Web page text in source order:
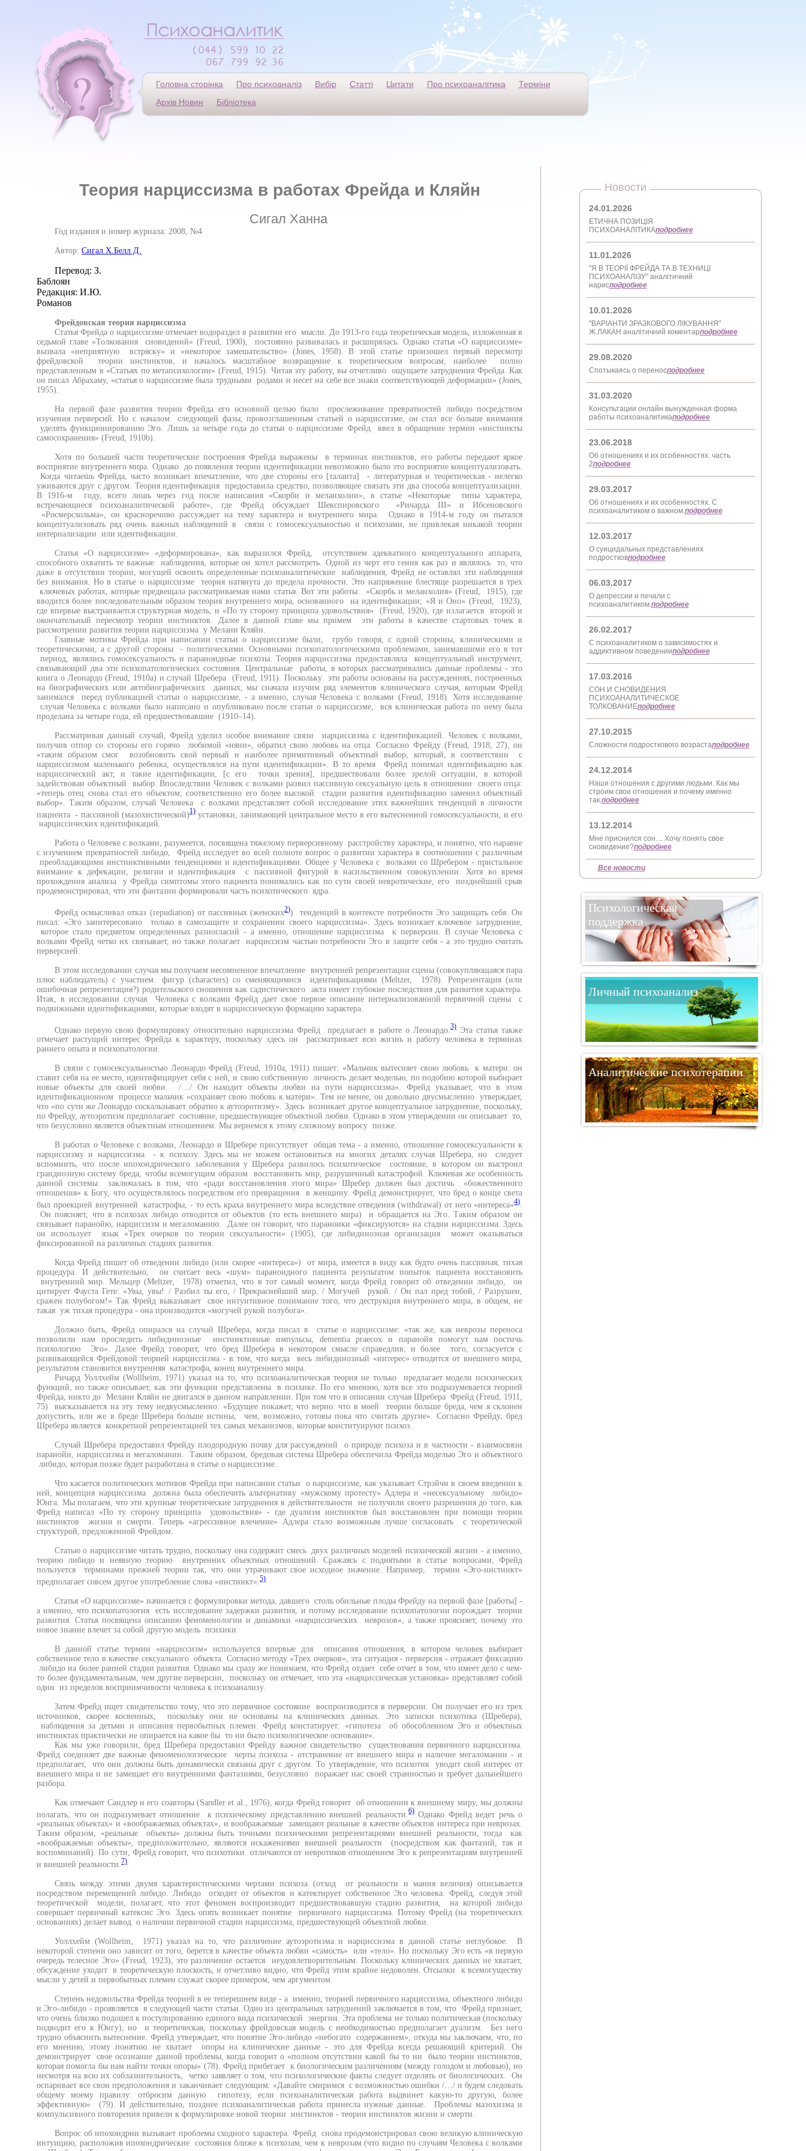
Головна сторінка Про психоаналіз Вибір Статті Цитати Про психоаналітика
Терміни
Архів Новин
Бібліотека
Теория нарциссизма в работах Фрейда и Кляйн
Сигал Ханна
Год издания и номер журнала: 2008, №4
Автор:Сигал Х.Белл Д.
Перевод: З.
Баблоян
Редакция: И.Ю.
Романов
Фрейдовская теория нарциссизма
Статья Фрейда о нарциссизме отмечает водораздел в развитии его мысли. До 1913-го года теоретическая модель, изложенная в
седьмой главе «Толкования сновидений» (Freud, 1900), постоянно развивалась и расширялась. Однако статья «О нарциссизме»
вызвала «неприятную встряску» и «некоторое замешательство» (Jones, 1958). В этой статье произошел первый пересмотр
фрейдовской теории инстинктов, и началось масштабное возвращение к теоретическим вопросам, наиболее полно
представленным в «Статьях по метапсихологии» (Freud, 1915). Читая эту работу, вы отчетливо ощущаете затруднения Фрейда. Как
он писал Абрахаму, «статья о нарциссизме была трудными родами и несет на себе все знаки соответствующей деформации» (Jones,
1955).
На первой фазе развития теории Фрейда его основной целью было прослеживание превратностей либидо посредством
изучения перверсий. Но с началом следующей фазы, провозглашенным статьей о нарциссизме, он стал все больше внимания
уделять функционированию Эго. Лишь за четыре года до статьи о нарциссизме Фрейд ввел в обращение термин «инстинкты
самосохранения» (Freud, 1910b).
Хотя по большей части теоретические построения Фрейда выражены в терминах инстинктов, его работы передают яркое
восприятие внутреннего мира. Однако до появления теории идентификации невозможно было это восприятие концептуализовать.
Когда читаешь Фрейда, часто возникает впечатление, что две стороны его [таланта] - литературная и теоретическая - нелегко
уживаются друг с другом. Теория идентификация предоставила средство, позволяющее связать эти два способа концептуализации.
В 1916-м году, всего лишь через год после написания «Скорби и меланхолии», в статье «Некоторые типы характера,
встречающиеся психоаналитической работе», где Фрейд обсуждает Шекспировского «Ричарда III» и Ибсеновского
«Росмерсхольма», он красноречиво рассуждает на тему характера и внутреннего мира. Однако в 1914-м году он пытался
концептуализовать ряд очень важных наблюдений в связи с гомосексуальностью и психозами, не привлекая никакой теории
интернализации или идентификации.
Статья «О нарциссизме» «деформирована», как выразился Фрейд, отсутствием адекватного концептуального аппарата,
способного охватить те важные наблюдения, которые он хотел рассмотреть. Одной из черт его гения как раз и являлось то, что
даже в отсутствии теории, могущей освоить определенные психоаналитические наблюдения, Фрейд не оставлял эти наблюдения
без внимания. Но в статье о нарциссизме теория натянута до предела прочности. Это напряжение блестяще разрешается в трех
ключевых работах, которые предвещала рассматриваемая нами статья. Вот эти работы: «Скорбь и меланхолия» (Freud, 1915), где
вводится более последовательным образом теория внутреннего мира, основанного на идентификации; «Я и Оно» (Freud, 1923),
где впервые выстраивается структурная модель, и «По ту сторону принципа удовольствия» (Freud, 1920), где излагается второй и
окончательный пересмотр теории инстинктов. Далее в данной главе мы примем эти работы в качестве стартовых точек в
рассмотрении развития теории нарциссизма у Мелани Кляйн.
Главные мотивы Фрейда при написании статьи о нарциссизме были, грубо говоря, с одной стороны, клиническими и
теоретическими, а с другой стороны - политическими. Основными психопатологическими проблемами, занимавшими его в тот
период, являлись гомосексуальность и параноидные психозы. Теория нарциссизма предоставляла концептуальный инструмент,
связывающий два эти психопатологических состояния. Центральные работы, в которых рассматривались данные проблемы - это
книга о Леонардо (Freud, 1910а) и случай Шребера (Freud, 1911). Поскольку эти работы основаны на рассуждениях, построенных
на биографических или автобиографических данных, мы сначала изучим ряд элементов клинического случая, которым Фрейд
занимался перед публикацией статьи о нарциссизме, - а именно, случая Человека с волками (Freud, 1918). Хотя исследование
случая Человека с волками было написано и опубликовано после статьи о нарциссизме, вся клиническая работа по нему была
проделана за четыре года, ей предшествовавшие (1910–14).
Рассматривая данный случай, Фрейд уделил особое внимание связи нарциссизма с идентификацией. Человек с волками,
получив отпор со стороны его горячо любимой «няни», обратил свою любовь на отца. Согласно Фрейду (Freud, 1918, 27), он
«таким образом смог возобновить свой первый и наиболее примитивный объектный выбор, который, в соответствии с
нарциссизмом маленького ребенка, осуществлялся на пути идентификации». В то время Фрейд понимал идентификацию как
нарциссический акт, и такие идентификации, [с его точки зрения], предшествовали более зрелой ситуации, в которой
задействован объектный выбор. Впоследствии Человек с волками развил пассивную сексуальную цель в отношении своего отца:
«теперь отец снова стал его объектом; соответственно его более высокой стадии развития идентификацию заменил объектный
выбор». Таким образом, случай Человека с волками представляет собой исследование этих важнейших тенденций в личности
пациента - пассивной (мазохистической)1)установки, занимающей центральное место в его вытесненной гомосексуальности, и его
нарциссических идентификаций.
Работа о Человеке с волками, разумеется, посвящена тяжелому перверсивному расстройству характера, и понятно, что наравне
с изучением превратностей либидо, Фрейд исследует во всей полноте вопрос о развитии характера в соотношении с различным
преобладающими инстинктивными тенденциями и идентификациями. Общее у Человека с волками со Шребером - пристальное
внимание к дефекации, религии и идентификация с пассивной фигурой в насильственном совокуплении. Хотя во время
прохождения анализа у Фрейда симптомы этого пациента понимались как по сути своей невротические, его позднейший срыв
продемонстрировал, что эти фантазии формировали часть психотического ядра.
Фрейд осмысливал отказ (repudiation) от пассивных (женских2)) тенденций в контексте потребности Эго защищать себя. Он
писал: «Эго заинтересовано только в самозащите и сохранении своего нарциссизма». Здесь возникает ключевое затруднение,
которое стало предметом определенных разногласий - а именно, отношение нарциссизма к перверсии. В случае Человека с
волками Фрейд четко их связывает, но также полагает нарциссизм частью потребности Эго в защите себя - а это трудно считать
перверсией.
В этом исследовании случая мы получаем несомненное впечатление внутренней репрезентации сцены (совокупляющаяся пара
плюс наблюдатель) с участием фигур (characters) со сменяющимися идентификациями (Meltzer, 1978). Репрезентация (или
ошибочная репрезентация?) родительского сношения как садистического акта имеет глубокие последствия для развития характера.
Итак, в исследовании случая Человека с волками Фрейд дает свое первое описание интернализованной первичной сцены с
подвижными идентификациями, которые входят в нарциссическую формацию характера.
Однако первую свою формулировку относительно нарциссизма Фрейд предлагает в работе о Леонардо. 3)Эта статья также
отмечает растущий интерес Фрейда к характеру, поскольку здесь он рассматривает всю жизнь и работу человека в терминах
раннего опыта и психопатологии.
В связи с гомосексуальностью Леонардо Фрейд (Freud, 1910a, 1911) пишет: «Мальчик вытесняет свою любовь к матери: он
ставит себя на ее место, идентифицирует себя с ней, и свою собственную личность делает моделью, по подобию которой выбирает
новые объекты для своей любви. /…/ Он находит объекты любви на пути нарциссизма». Фрейд указывает, что в этом
идентификационном процессе мальчик «сохраняет свою любовь к матери». Тем не менее, он довольно двусмысленно утверждает,
что «по сути же Леонардо соскальзывает обратно к аутоэротизму». Здесь возникает другое концептуальное затруднение, поскольку,
по Фрейду, аутоэротизм предполагает состояние, предшествующее объектной любви. Однако в этом утверждении он описывает то,
что безусловно является объектным отношением. Мы вернемся к этому сложному вопросу позже.
В работах о Человеке с волками, Леонардо и Шребере присутствует общая тема - а именно, отношение гомосексуальности к
нарциссизму и нарциссизма - к психозу. Здесь мы не можем остановиться на многих деталях случая Шребера, но следует
вспомнить, что после ипохондрического заболевания у Шребера развилось психотическое состояние, в котором он выстроил
грандиозную систему бреда, чтобы всемогущим образом восстановить мир, разрушенный катастрофой. Ключевая же особенность
данной системы заключалась в том, что «ради восстановления этого мира» Шребер должен был достичь «божественного
отношения» к Богу, что осуществлялось посредством его превращения в женщину. Фрейд демонстрирует, что бред о конце света
был проекцией внутренней катастрофы, - то есть краха внутреннего мира вследствие отведения (withdrawal) от него «интереса»4).
Он поясняет, что в психозах либидо отводится от объектов (то есть внешнего мира) и обращается на Эго. Таким образом он
связывает паранойю, нарциссизм и мегаломанию. Далее он говорит, что параноики «фиксируются» на стадии нарциссизма. Здесь
он использует язык «Трех очерков по теории сексуальности» (1905), где либидинозная организация может оказываться
фиксированной на различных стадиях развития.
Когда Фрейд пишет об отведении либидо (или скорее «интереса») от мира, имеется в виду как будто очень пассивная, тихая
процедура. И действительно, он считает весь «шум» параноидного пациента результатом попыток пациента восстановить
внутренний мир. Мельцер (Meltzer, 1978) отметил, что в тот самый момент, когда Фрейд говорит об отведении либидо, он
цитирует Фауста Гете: «Увы, увы! / Разбил ты его, / Прекраснейший мир, / Могучей рукой. / Он пал пред тобой, / Разрушен,
сражен полубогом!» Так Фрейд выказывает свое интуитивное понимание того, что деструкция внутреннего мира, в общем, не
такая уж тихая процедура - она производится «могучей рукой полубога».
Должно быть, Фрейд опирался на случай Шребера, когда писал в статье о нарциссизме: «так же, как неврозы переноса
позволили нам проследить либидинозные инстинктивные импульсы, dementia praecox и паранойя помогут нам постичь
психологию Эго». Далее Фрейд говорит, что бред Шребера в некотором смысле справедлив, и более того, согласуется с
развивающейся Фрейдовой теорией нарциссизма - в том, что когда весь либидинозный «интерес» отводится от внешнего мира,
результатом становится внутренняя катастрофа, конец внутреннего мира.
Ричард Уоллхейм (Wollheim, 1971) указал на то, что психоаналитическая теория не только предлагает модели психических
функций, но также описывает, как эти функции представлены в психике. По его мнению, хотя все это подразумевается теорией
Фрейда, никто до Мелани Кляйн не двигался в данном направлении. При том что в описании случая Шребера Фрейд (Freud, 1911,
75) высказывается на эту тему недвусмысленно: «Будущее покажет, что верно: что в моей теории больше бреда, чем я склонен
допустить, или же в бреде Шребера больше истины, чем, возможно, готовы пока что считать другие». Согласно Фрейду, бред
Шребера является конкретной репрезентацией тех самых механизмов, которые конституируют психоз.
Случай Шребера предоставил Фрейду плодородную почву для рассуждений о природе психоза и в частности - взаимосвязи
паранойи, нарциссизма и мегаломании. Таким образом, бредовая система Шребера обеспечила Фрейда моделью Эго и объектного
либидо, которая позже будет разработана в статье о нарциссизме.
Что касается политических мотивов Фрейда при написании статьи о нарциссизме, как указывает Стрэйчи в своем введении к
ней, концепция нарциссизма должна была обеспечить альтернативу «мужскому протесту» Адлера и «несексуальному либидо»
Юнга. Мы полагаем, что эти крупные теоретические затруднения в действительности не получили своего разрешения до того, как
Фрейд написал «По ту сторону принципа удовольствия» - где дуализм инстинктов был восстановлен при помощи теории
инстинктов жизни и смерти. Теперь «агрессивное влечение» Адлера стало возможным лучше согласовать с теоретической
структурой, предложенной Фрейдом.
Статью о нарциссизме читать трудно, поскольку она содержит смесь двух различных моделей психической жизни - а именно,
теорию либидо и неявную теорию внутренних объектных отношений. Сражаясь с поднятыми в статье вопросами, Фрейд
пользуется терминами прежней теории так, что они утрачивают свое исходное значение. Например, термин «Эго-инстинкт»
предполагает совсем другое употребление слова «инстинкт».5)
Статья «О нарциссизме» начинается с формулировки метода, давшего столь обильные плоды Фрейду на первой фазе [работы] -
а именно, что психопатология есть исследование задержки развития, и потому исследование психопатологии порождает теории
развития. Статья посвящена описанию феноменологии и динамики «нарциссических неврозов», а также проясняет, почему это
новое знание влечет за собой другую модель психики.
В данной статье термин «нарциссизм» используется впервые для описания отношения, в котором человек выбирает
собственное тело в качестве сексуального объекта. Согласно методу «Трех очерков», эта ситуация - перверсия - отражает фиксацию
либидо на более ранней стадии развития. Однако мы сразу же понимаем, что Фрейд отдает себе отчет в том, что имеет дело с чем-
то более фундаментальным, чем другие перверсии, поскольку он отмечает, что эта «нарциссическая установка» представляет собой
один из пределов восприимчивости человека к психоанализу.
Затем Фрейд ищет свидетельство тому, что это первичное состояние воспроизводится в перверсии. Он получает его из трех
источников, скорее косвенных, поскольку они не основаны на клинических данных. Это записки психотика (Шребера),
наблюдения за детьми и описания первобытных племен. Фрейд констатирует: «гипотеза об обособленном Эго и объектных
инстинктах практически не опирается на какое бы то ни было психологическое основание».
Как мы уже говорили, бред Шребера предоставил Фрейду важное свидетельство существования первичного нарциссизма.
Фрейд соединяет две важные феноменологические черты психоза - отстранение от внешнего мира и наличие мегаломании - и
предполагает, что они должны быть динамически связаны друг с другом. То утверждение, что психотик уводит свой интерес от
внешнего мира и не замещает его внутренними фантазиями, безусловно поражает нас своей странностью и требует дальнейшего
разбора.
Как отмечают Сандлер и его соавторы (Sandler et al., 1976), когда Фрейд говорит об отношении к внешнему миру, мы должны
полагать, что он подразумевает отношение к психическому представлению внешней реальности. 6)Однако Фрейд ведет речь о
«реальных объектах» и «воображаемых объектах», и воображаемые замещают реальные в качестве объектов интереса при неврозах.
Таким образом, «реальные объекты» должны быть точными психическими репрезентациями внешней реальности, тогда как
«воображаемые объекты», предположительно, являются искажениями внешней реальности (посредством как фантазий, так и
воспоминаний). По сути, Фрейд говорит, что психотики отличаются от невротиков отношением Эго к репрезентациям внутренней
и внешней реальности.7)
Связь между этими двумя характеристическими чертами психоза (отход от реальности и мания величия) описывается
посредством перемещений либидо. Либидо отходит от объектов и катектирует собственное Эго человека. Фрейд, следуя этой
теоретической модели, полагает, что этот феномен воспроизводит предшествовавшую стадию развития, на которой либидо
совершает первичный катексис Эго. Здесь опять возникает понятие первичного нарциссизма. Потому Фрейд (на теоретических
основаниях) делает вывод о наличии первичной стадии нарциссизма, предшествующей объектной любви.
Уоллхейм (Wollheim, 1971) указал на то, что различение аутоэротизма и нарциссизма в данной статье неглубокое. В
некоторой степени оно зависит от того, берется в качестве объекта любви «самость» или «тело». Но поскольку Эго есть «в первую
очередь телесное Эго» (Freud, 1923), это различение остается неудовлетворительным. Поскольку клинических данных не хватает,
обсуждение уходит в теоретическую плоскость, и отчетливо видно, что Фрейд этим крайне недоволен. Отсылки к всемогуществу
мысли у детей и первобытных племен служат скорее примером, чем аргументом.
Степень недовольства Фрейда теорией в ее теперешнем виде - а именно, теорией первичного нарциссизма, объектного либидо
и Эго-либидо - проявляется в следующей части статьи. Одно из центральных затруднений заключается в том, что Фрейд признает,
что очень близко подошел к постулированию единого вида психической энергии. Эта проблема не только политическая (поскольку
подводит его к Юнгу), но и теоретическая, поскольку фрейдовская модель с необходимостью предполагает дуализм. Без него
трудно объяснить вытеснение. Фрейд утверждает, что понятие Эго-либидо «небогато содержанием», откуда мы заключаем, что, по
его мнению, этому понятию не хватает опоры на клинические данные - это для Фрейда всегда решающий критерий. Он
демонстрирует свое осознание данной проблемы, когда говорит о «полном отсутствии какой бы то ни было теории инстинктов,
которая помогла бы нам найти точки опоры» (78). Фрейд прибегает к биологическим различениям (между голодом и любовью), но
несмотря на всю их соблазнительность, четко заявляет о том, что психологические факты следует отделять от биологических. Он
оспаривает все свои предположения и заканчивает следующим: «Давайте смиримся с возможностью ошибки /…/ и будем следовать
общему моему правилу: отбросим данную гипотезу, если психоаналитическая работа выдвинет какую-то другую, более
эффективную» (79). И действительно, позднее психоаналитическая работа принесла нужные данные. Проблемы мазохизма и
компульсивного повторения привели к формулировке новой теории инстинктов - теории инстинктов жизни и смерти.
Вопрос об ипохондрии вызывает проблемы сходного характера. Фрейд снова продемонстрировал свою великую клиническую
интуицию, расположив ипохондрические состояния ближе к психозам, чем к неврозам (что видно по случаям Человека с волками
Новости
24.01.2026
ЕТИЧНА ПОЗИЦІЯ
ПСИХОАНАЛІТИКАподробнее
11.01.2026
"Я В ТЕОРІЇ ФРЕЙДА ТА В ТЕХНИЦІ
ПСИХОАНАЛІЗУ" аналітичний
нарисподробнее
10.01.2026
"ВАРІАНТИ ЗРАЗКОВОГО ЛІКУВАННЯ"
Ж.ЛАКАН аналітичний коментарподробнее
29.08.2020
Спотыкаясь о переносподробнее
31.03.2020
Консультации онлайн вынужденная форма
работы психоаналитикаподробнее
23.06.2018
Об отношениях и их особенностях. часть
2подробнее
29.03.2017
Об отношениях и их особенностях. С
психоаналитиком о важном.подробнее
12.03.2017
О суицидальных представлениях
подростковподробнее
06.03.2017
О депрессии и печали с
психоаналитиком.подробнее
26.02.2017
С психоаналитиком о зависимостях и
аддиктивном поведенииподробнее
17.03.2016
СОН И СНОВИДЕНИЯ.
ПСИХОАНАЛИТИЧЕСКОЕ
ТОЛКОВАНИЕподробнее
27.10.2015
Сложности подросткового возрастаподробнее
24.12.2014
Наши отношения с другими людьми. Как мы
строим свои отношения и почему именно
так.подробнее
13.12.2014
Мне приснился сон.... Хочу понять свое
сновидение?подробнее
Все новости
Психологическая
поддержка
Личный психоанализ
Аналитические психотерапии